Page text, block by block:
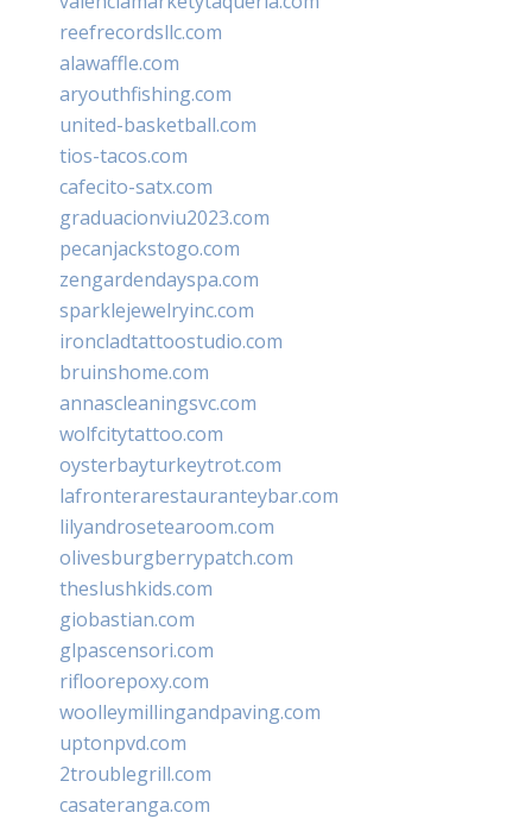
reefrecordsllc.com
alawaffle.com
aryouthfishing.com
united-basketball.com
tios-tacos.com
cafecito-satx.com
graduacionviu2023.com
pecanjackstogo.com
zengardendayspa.com
sparklejewelryinc.com
ironcladtattoostudio.com
bruinshome.com
annascleaningsvc.com
wolfcitytattoo.com
oysterbayturkeytrot.com
lafronterarestauranteybar.com
lilyandrosetearoom.com
olivesburgberrypatch.com
theslushkids.com
giobastian.com
glpascensori.com
rifloorepoxy.com
woolleymillingandpaving.com
uptonpvd.com
2troublegrill.com
casateranga.com